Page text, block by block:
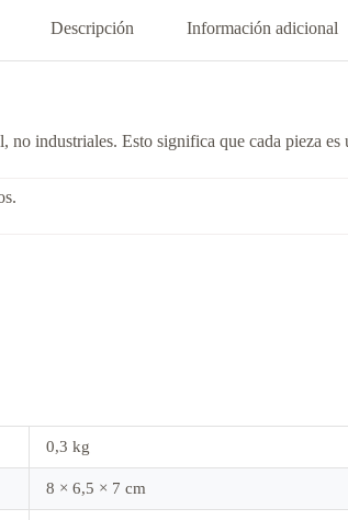
Descripción Información adicional
no industriales. Esto significa que cada pieza
0,3 kg
8 × 6,5 × 7 cm